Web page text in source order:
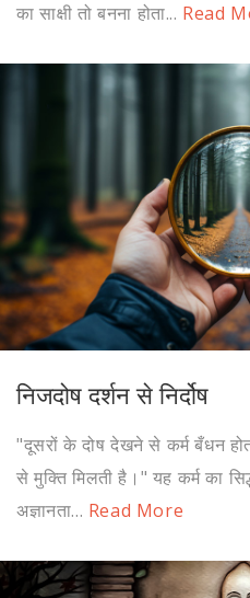
का साक्षी तो बनना होता... Read
निजदोष दर्शन से निर्दोष
"दूसरों के दोष देखने से कर्म बँधन
से मुक्ति मिलती है।" यह कर्म का
अज्ञानता... Read More